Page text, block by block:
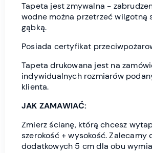
Tapeta jest zmywalna -
wodne można przetrzeć wilgotną
gąbką.
Posiada certyfikat
Tapeta drukowana jest na
indywidualnych rozmiarów
klienta.
JAK ZAMAWIAĆ:
Zmierz ścianę, którą chcesz
szerokość + wysokość. Zalecamy
dodatkowych 5 cm dla obu